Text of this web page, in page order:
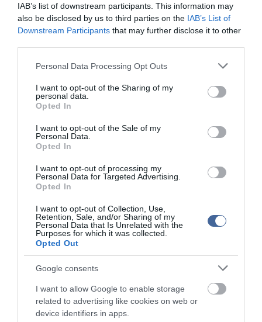
IAB’s list of downstream participants. This information may
also be disclosed by us to third parties on the IAB’s List of
Downstream Participants that may further disclose it to other
Please note that this website/app uses one or more Google
not limited to your visit or usage behaviour. You may click to
grant or deny consent to Google and its third-party tags to
use your data for below specified purposes in below Google
consent section.
Personal Data Processing Opt Outs
I want to opt-out of the Sharing of my
personal data.
Opted In
I want to opt-out of the Sale of my
Personal Data.
Opted In
I want to opt-out of processing my
Personal Data for Targeted Advertising.
Opted In
I want to opt-out of Collection, Use,
Retention, Sale, and/or Sharing of my
Personal Data that Is Unrelated with the
Purposes for which it was collected.
Opted Out
Google consents
I want to allow Google to enable storage
related to advertising like cookies on web or
device identifiers in apps.
ellenszavazattal elfogadták az országos elnökség előterjesztését
is, amelynek része volt a választási vereség okait értékelő
dokumentum és a Fidesz küldetéséről szóló nyilatkozat is.
Politikai határozatot fogadtak el emellett a migrációs paktum
elutasításáról, és "a demokratikusan megválasztott közjogi
tisztségviselők erőszakos elmozdítása" elleni tiltakozásról.
A kongresszuson megszavazták a Fidesz alapszabályának
módosítását: a választókerületi rendszer és a regionális igazgatói
önkormányzati rendszerhez igazodik, a pártban települési
csoportok és vármegyei választmányok dolgoznak majd.
vármegyei (fővárosi) elnökből, az országos választmány elnökéből,
a magyar és az európai parlamenti frakcióvezetőből, illetve a
Havasi Bertalan, a Fidesz kommunikációs igazgatója az MTI-nek
küldött tájékoztatása szerint a vármegyei választmány elnöke
Bács-Kiskunban Zsigó Róbert, Baranyában Nagy Csaba,
Békésben Erdős Norbert, Borsodban Tállai András, Budapesten
Varga Gábor, Győr-Moson-Sopronban Gyopáros Alpár, Hajdú-
Biharban Papp Zsolt, Hevesben Horváth László, Jász-Nagykun-
Szolnokban Hubai Imre, Komárom-Esztergomban Czunyiné
Bertalan Judit, Nógrádban Balla Mihály, Pest vármegyében Szűcs
Lajos, Somogyban Gelencsér Attila, Szabolcs-Szatmár-Beregben